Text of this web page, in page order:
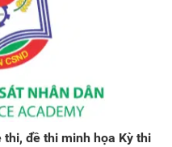
thi, đề thi minh họa Kỳ thi